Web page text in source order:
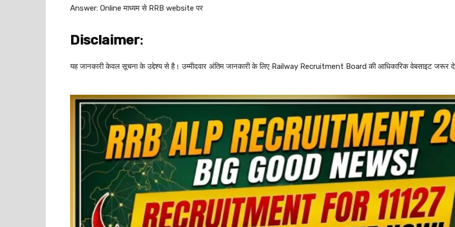
Answer: Online माध्यम से RRB website पर
Disclaimer:
यह जानकारी केवल सूचना के उद्देश्य से है। उम्मीदवार अंतिम जानकारी के लिए Railway Recruitment Board की आधिकारिक वेबसाइट जरूर